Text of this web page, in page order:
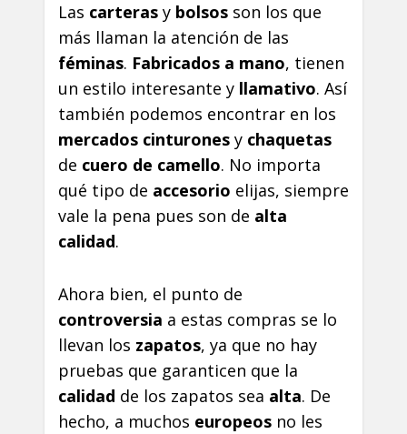
Las carteras y bolsos son los que
más llaman la atención de las
féminas. Fabricados a mano, tienen
un estilo interesante y llamativo. Así
también podemos encontrar en los
mercados cinturones y chaquetas
de cuero de camello. No importa
qué tipo de accesorio elijas, siempre
vale la pena pues son de alta
calidad.
Ahora bien, el punto de
controversia a estas compras se lo
llevan los zapatos, ya que no hay
pruebas que garanticen que la
calidad de los zapatos sea alta. De
hecho, a muchos europeos no les